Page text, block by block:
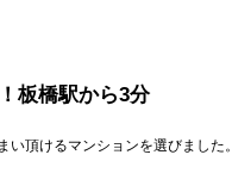
板橋駅から3分
い頂けるマンションを選びました。